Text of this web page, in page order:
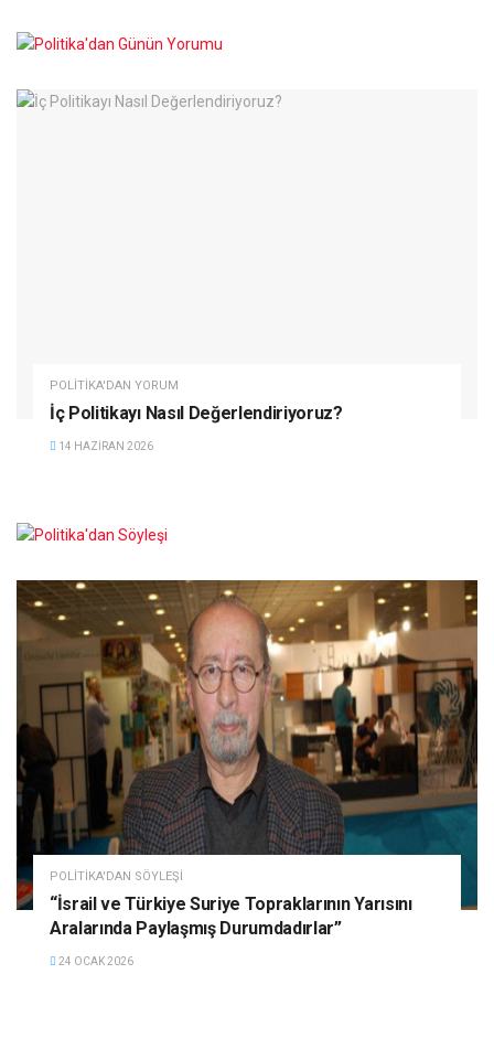
POLITIKA'DAN YORUM
İç Politikayı Nasıl Değerlendiriyoruz?
14 HAZIRAN 2026
POLITIKA'DAN SÖYLEŞI
“İsrail ve Türkiye Suriye Topraklarının Yarısını
Aralarında Paylaşmış Durumdadırlar”
24 OCAK 2026